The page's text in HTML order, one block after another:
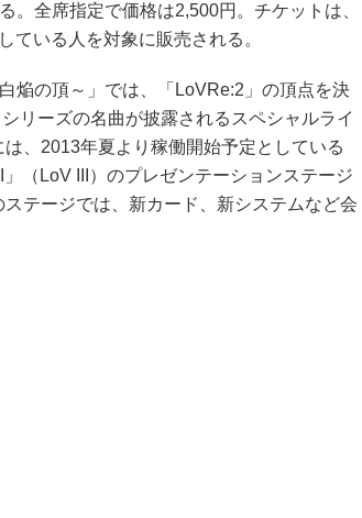
。全席指定で価格は2,500円。チケットは、
ている人を対象に販売される。
焔の頂～」では、「LoVRe:2」の頂点を決
リーズの名曲が披露されるスペシャルライ
、2013年夏より稼働開始予定としている
（LoV III）のプレゼンテーションステージ
テージでは、新カード、新システムなど会